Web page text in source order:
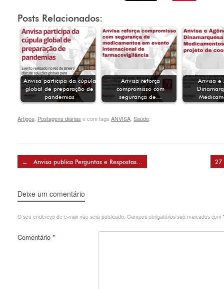
Posts Relacionados:
Anvisa participa da cúpula
global de preparação de
pandemias
Anvisa reforça
compromisso com
segurança de…
Anvisa e
Artigos Postagens diárias e com tags ANVISA Saúde
Post navigation
← Anvisa publica Perguntas e Respostas… 27
Deixe um comentário
O seu endereço de e-mail não será publicado. Campos obrigatórios são marcados com
Comentário *